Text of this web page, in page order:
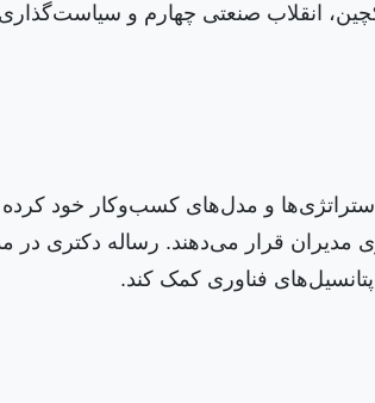
انقلاب صنعتی چهارم و سیاست‌گذاری
استراتژی‌ها و مدل‌های کسب‌وکار خود
قرار می‌دهند. رساله دکتری در
فناوری کمک کند.